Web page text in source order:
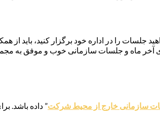
را در اداره خود برگزار کنید، باید از
ماه و جلسات سازمانی خوب و موفق به
سازمانی خارج از محیط شرکت” داده باشد.